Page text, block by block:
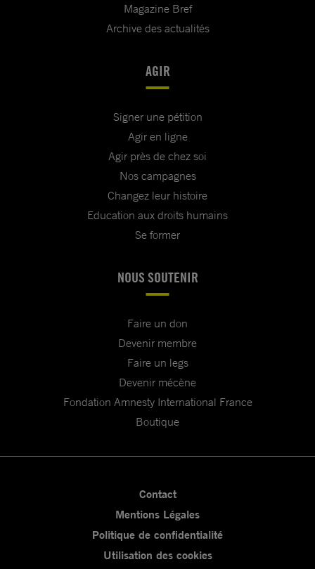
Magazine Bref
Archive des actualités
AGIR
Signer une pétition
Agir en ligne
Agir près de chez soi
Nos campagnes
Changez leur histoire
Education aux droits humains
Se former
NOUS SOUTENIR
Faire un don
Devenir membre
Faire un legs
Devenir mécène
Fondation Amnesty International France
Boutique
Contact
Mentions Légales
Politique de confidentialité
Utilisation des cookies